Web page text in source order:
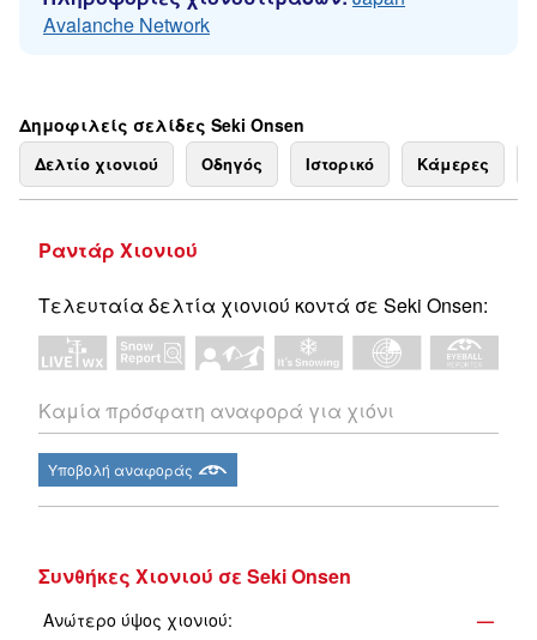
Avalanche Network
Δημοφιλείς σελίδες Seki Onsen
Δελτίο χιονιού Οδηγός Ιστορικό Κάμερες
Ραντάρ Χιονιού
Τελευταία δελτία χιονιού κοντά σε Seki Onsen:
Καμία πρόσφατη αναφορά για χιόνι
Υποβολή αναφοράς
Συνθήκες Χιονιού σε Seki Onsen
Ανώτερο ύψος χιονιού:
—